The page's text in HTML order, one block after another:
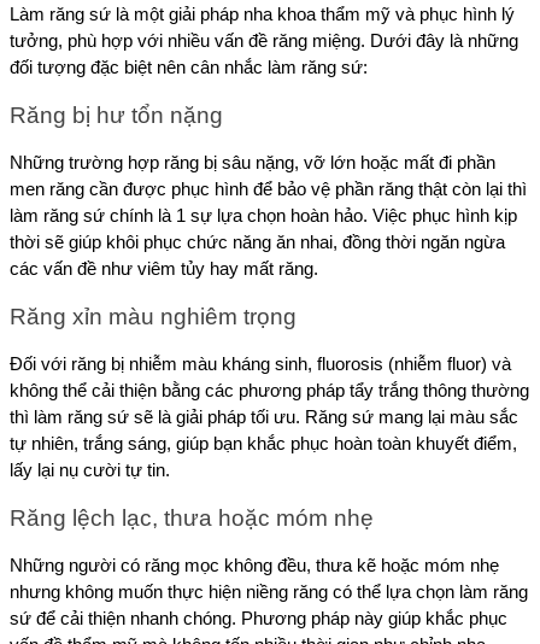
Làm răng sứ là một giải pháp nha khoa thẩm mỹ và phục hình lý
tưởng, phù hợp với nhiều vấn đề răng miệng. Dưới đây là những
đối tượng đặc biệt nên cân nhắc làm răng sứ:
Răng bị hư tổn nặng
Những trường hợp răng bị sâu nặng, vỡ lớn hoặc mất đi phần
men răng cần được phục hình để bảo vệ phần răng thật còn lại thì
làm răng sứ chính là 1 sự lựa chọn hoàn hảo. Việc phục hình kịp
thời sẽ giúp khôi phục chức năng ăn nhai, đồng thời ngăn ngừa
các vấn đề như viêm tủy hay mất răng.
Răng xỉn màu nghiêm trọng
Đối với răng bị nhiễm màu kháng sinh, fluorosis (nhiễm fluor) và
không thể cải thiện bằng các phương pháp tẩy trắng thông thường
thì làm răng sứ sẽ là giải pháp tối ưu. Răng sứ mang lại màu sắc
tự nhiên, trắng sáng, giúp bạn khắc phục hoàn toàn khuyết điểm,
lấy lại nụ cười tự tin.
Răng lệch lạc, thưa hoặc móm nhẹ
Những người có răng mọc không đều, thưa kẽ hoặc móm nhẹ
nhưng không muốn thực hiện niềng răng có thể lựa chọn làm răng
sứ để cải thiện nhanh chóng. Phương pháp này giúp khắc phục